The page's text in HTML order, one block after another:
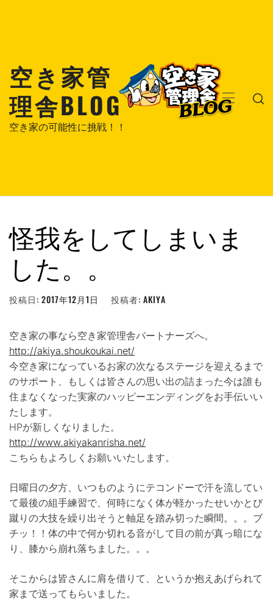
キ
空き家管
理舎BLOG
空き家の可能性に挑戦！！
メ
怪我をしてしまいま
した。。
投稿日: 2017年12月1日 投稿者: AKIYA
空き家の事なら空き家管理舎パートナーズへ。
http://akiya.shoukoukai.net/
今空き家になっているお家の次なるステージを迎えるまで
のサポート、もしくは皆さんの思い出の詰まった今は誰も
住まなくなった実家のハッピーエンディングをお手伝いい
たします。
HPが新しくなりました。
http://www.akiyakanrisha.net/
こちらもよろしくお願いいたします。
日曜日の夕方、いつものようにテコンドーで汗を流してい
て最後の組手練習で、何時になく体が軽かったせいかとび
蹴りの大技を繰り出そうと軸足を踏み切った瞬間。。。ブ
チッ！！体の中で何か切れる音がして目の前が真っ暗にな
り、膝から崩れ落ちました。。。
そこからは皆さんに肩を借りて、というか抱えあげられて
家まで送ってもらいました。